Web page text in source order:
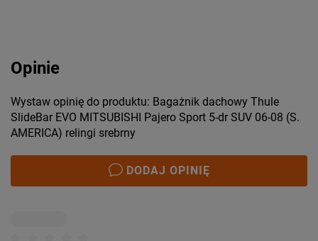
Opinie
Wystaw opinię do produktu: Bagażnik dachowy Thule
SlideBar EVO MITSUBISHI Pajero Sport 5-dr SUV 06-08 (S.
AMERICA) relingi srebrny
DODAJ OPINIĘ